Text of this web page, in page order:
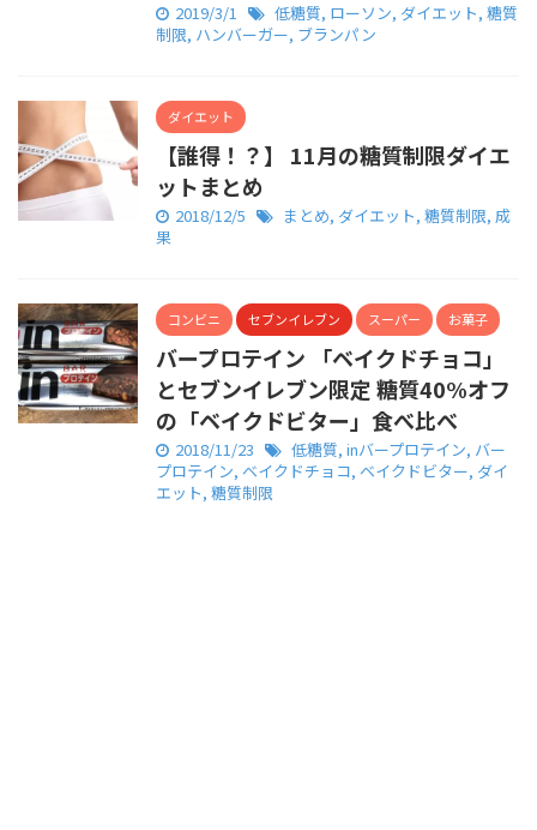
2019/3/1 低糖質, ローソン, ダイエット, 糖質
制限, ハンバーガー, ブランパン
ダイエット
【誰得！？】 11月の糖質制限ダイエ
ットまとめ
2018/12/5 まとめ, ダイエット, 糖質制限, 成
果
コンビニ セブンイレブン スーパー お菓子
バープロテイン 「ベイクドチョコ」
とセブンイレブン限定 糖質40%オフ
の「ベイクドビター」食べ比べ
2018/11/23 低糖質, inバープロテイン, バー
プロテイン, ベイクドチョコ, ベイクドビター, ダイ
エット, 糖質制限